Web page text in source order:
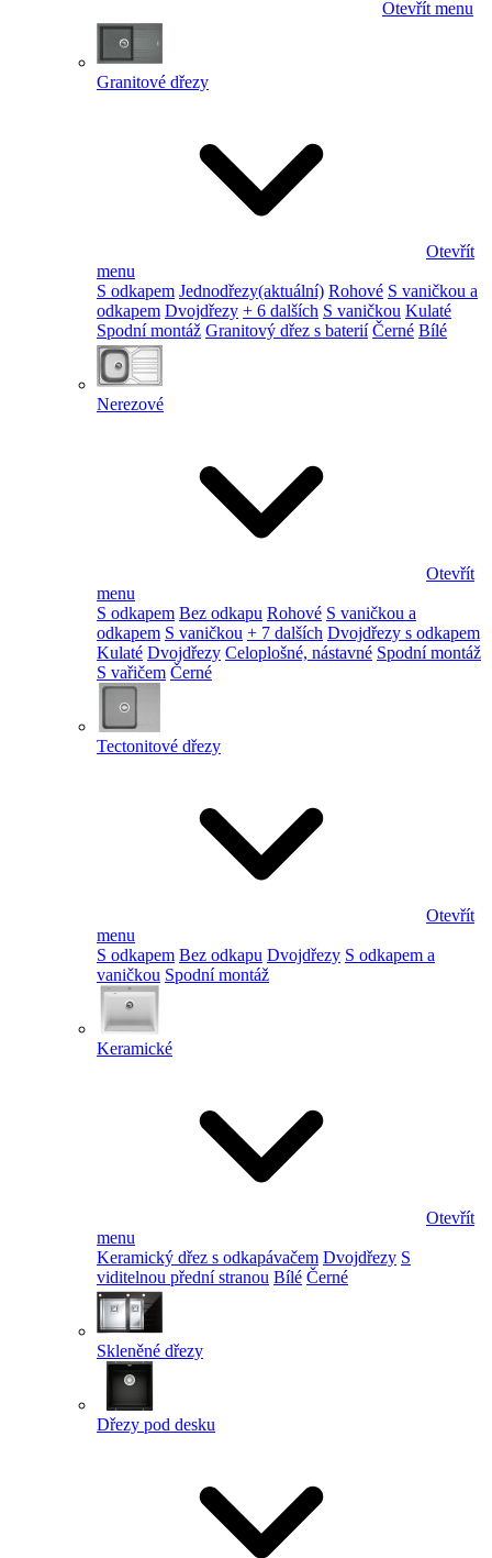
Otevřít menu
Granitové dřezy
Otevřít
menu
S odkapem Jednodřezy(aktuální) Rohové S vaničkou a
odkapem Dvojdřezy + 6 dalších S vaničkou Kulaté
Spodní montáž Granitový dřez s baterií Černé Bílé
Nerezové
Otevřít
menu
S odkapem Bez odkapu Rohové S vaničkou a
odkapem S vaničkou + 7 dalších Dvojdřezy s odkapem
Kulaté Dvojdřezy Celoplošné, nástavné Spodní montáž
S vařičem Černé
Tectonitové dřezy
Otevřít
menu
S odkapem Bez odkapu Dvojdřezy S odkapem a
vaničkou Spodní montáž
Keramické
Otevřít
menu
Keramický dřez s odkapávačem Dvojdřezy S
viditelnou přední stranou Bílé Černé
Skleněné dřezy
Dřezy pod desku